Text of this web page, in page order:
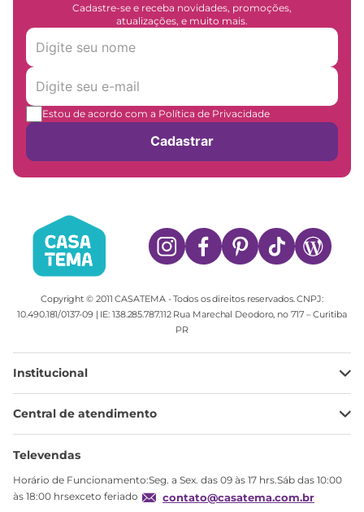
Cadastre-se e receba novidades, promoções,
atualizações, e muito mais.
Estou de acordo com a Política de Privacidade
Cadastrar
Copyright © 2011 CASATEMA - Todos os direitos reservados. CNPJ:
10.490.181/0137-09 | IE: 138.285.787.112 Rua Marechal Deodoro, no 717 – Curitiba
PR
Institucional
Minha Conta
Meus pedidos
Central de atendimento
Ajuda
Televendas
Horário de Funcionamento:Seg. a Sex. das 09 às 17 hrs.Sáb das 10:00
às 18:00 hrsexceto feriado
contato@casatema.com.br